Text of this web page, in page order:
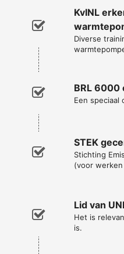
KvINL
Diverse
BRL 6000
Een speciaal
STEK
Stichting
(voor
Lid van
Het is
is.